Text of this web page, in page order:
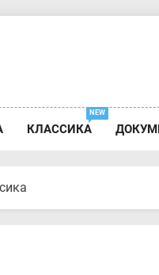
КЛАССИКА
NEW